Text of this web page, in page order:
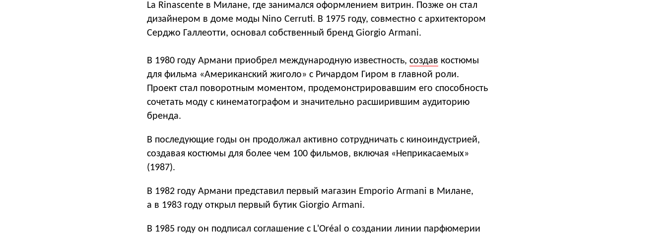
La Rinascente в Милане, где занимался оформлением витрин. Позже он стал
дизайнером в доме моды Nino Cerruti. В 1975 году, совместно с архитектором
Серджо Галлеотти, основал собственный бренд Giorgio Armani.
В 1980 году Армани приобрел международную известность, создав костюмы
для фильма «Американский жиголо» с Ричардом Гиром в главной роли.
Проект стал поворотным моментом, продемонстрировавшим его способность
сочетать моду с кинематографом и значительно расширившим аудиторию
бренда.
В последующие годы он продолжал активно сотрудничать с киноиндустрией,
создавая костюмы для более чем 100 фильмов, включая «Неприкасаемых»
(1987).
В 1982 году Армани представил первый магазин Emporio Armani в Милане,
а в 1983 году открыл первый бутик Giorgio Armani.
В 1985 году он подписал соглашение с L'Oréal о создании линии парфюмерии